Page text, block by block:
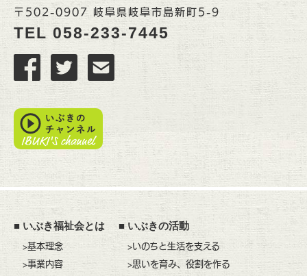
〒502-0907 岐阜県岐阜市島新町5-9
TEL 058-233-7445
■ いぶき福祉会とは
>基本理念
>事業内容
■いぶきの活動
>いのちと生活を支える
>思いを育み、役割を作る